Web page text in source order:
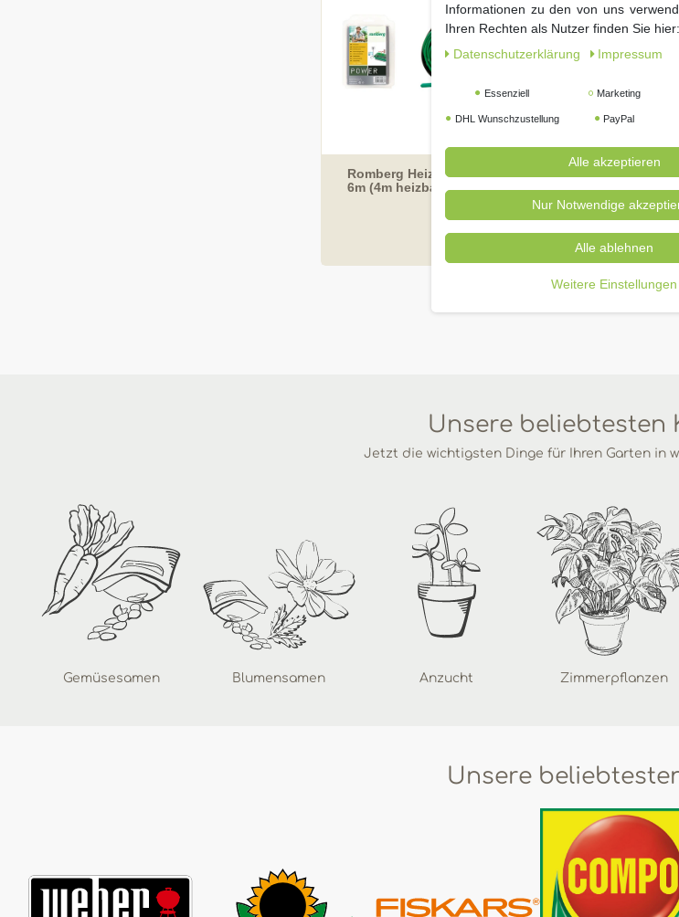
Romberg Heizkabel M
6m (4m heizbar) 30W
29,99 € *
Rostaing
ANABEL
Paar
Unsere beliebtesten
Jetzt die wichtigsten Dinge für Ihren Garten in
Gemüsesamen Blumensamen Anzucht Zimmerpflanzen
Unsere
Informationen zu den von uns
Ihren Rechten als Nutzer finden Sie hier:
Daten­schutz­erklärung
Impressum
Essenziell Marketing
DHL Wunschzustellung PayPal
Alle akzeptieren
Nur Notwendige
Alle ablehnen
Weitere Einstellungen